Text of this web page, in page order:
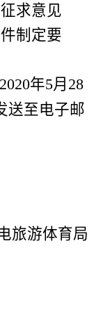
征求意见
制定要
2020年5月 28
送至电子邮
旅游体育局